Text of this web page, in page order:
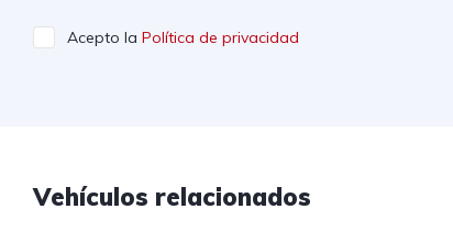
Acepto la Política de privacidad
Vehículos relacionados